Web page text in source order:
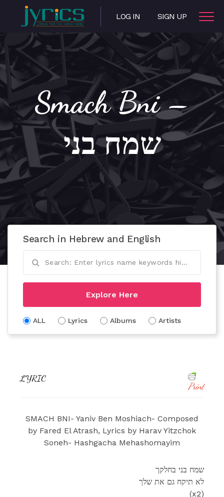
LOG IN SIGN UP
Smach Bni –
שמח בני
Search in Hebrew and English
Explore Here
ALL Lyrics Albums Artists
LYRIC
Print
SMACH BNI- Yaniv Ben Moshiach- Composed
by Fared El Atrash, Lyrics by Harav Yitzchok
Soneh- Hashgacha Mehashomayim
שמח בני בחלקך
לא תיקח גם את שלך
(x2)